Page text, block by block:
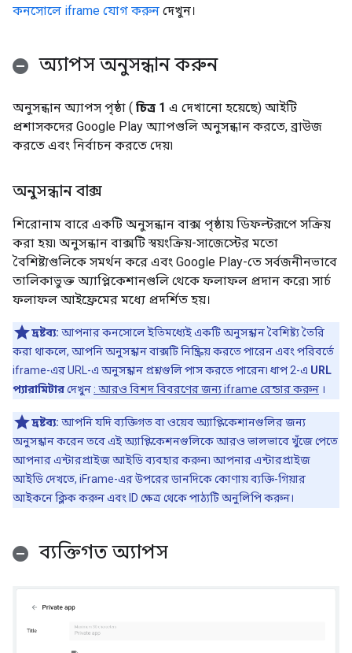
কনসোলে iframe যোগ করুন দেখুন।
অ্যাপস অনুসন্ধান করুন
অনুসন্ধান অ্যাপস পৃষ্ঠা ( চিত্র 1 এ দেখানো হয়েছে) আইটি
প্রশাসকদের Google Play অ্যাপগুলি অনুসন্ধান করতে, ব্রাউজ
করতে এবং নির্বাচন করতে দেয়৷
অনুসন্ধান বাক্স
শিরোনাম বারে একটি অনুসন্ধান বাক্স পৃষ্ঠায় ডিফল্টরূপে সক্রিয়
করা হয়৷ অনুসন্ধান বাক্সটি স্বয়ংক্রিয়-সাজেস্টের মতো
বৈশিষ্ট্যগুলিকে সমর্থন করে এবং Google Play-তে সর্বজনীনভাবে
তালিকাভুক্ত অ্যাপ্লিকেশানগুলি থেকে ফলাফল প্রদান করে৷ সার্চ
ফলাফল আইফ্রেমের মধ্যে প্রদর্শিত হয়।
দ্রষ্টব্য: আপনার কনসোলে ইতিমধ্যেই একটি অনুসন্ধান বৈশিষ্ট্য তৈরি
করা থাকলে, আপনি অনুসন্ধান বাক্সটি নিষ্ক্রিয় করতে পারেন এবং পরিবর্তে
iframe-এর URL-এ অনুসন্ধান প্রশ্নগুলি পাস করতে পারেন৷ ধাপ 2-এ URL
প্যারামিটারদেখুন : আরও বিশদ বিবরণের জন্য iframe রেন্ডার করুন ।
দ্রষ্টব্য: আপনি যদি ব্যক্তিগত বা ওয়েব অ্যাপ্লিকেশানগুলির জন্য
অনুসন্ধান করেন তবে এই অ্যাপ্লিকেশনগুলিকে আরও ভালভাবে খুঁজে পেতে
আপনার এন্টারপ্রাইজ আইডি ব্যবহার করুন৷ আপনার এন্টারপ্রাইজ
আইডি দেখতে, iFrame-এর উপরের ডানদিকে কোণায় ব্যক্তি-গিয়ার
আইকনে ক্লিক করুন এবং ID ক্ষেত্র থেকে পাঠ্যটি অনুলিপি করুন।
ব্যক্তিগত অ্যাপস